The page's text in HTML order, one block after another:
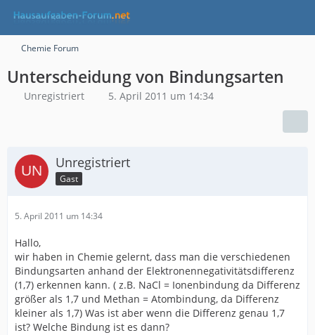
Chemie Forum
Unterscheidung von Bindungsarten
Unregistriert 5. April 2011 um 14:34
Unregistriert
Gast
5. April 2011 um 14:34
Hallo,
wir haben in Chemie gelernt, dass man die verschiedenen
Bindungsarten anhand der Elektronennegativitätsdifferenz
(1,7) erkennen kann. ( z.B. NaCl = Ionenbindung da Differenz
größer als 1,7 und Methan = Atombindung, da Differenz
kleiner als 1,7) Was ist aber wenn die Differenz genau 1,7
ist? Welche Bindung ist es dann?